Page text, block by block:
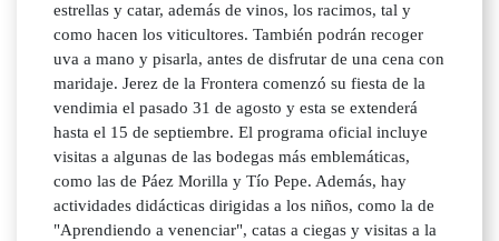
estrellas y catar, además de vinos, los racimos, tal y
como hacen los viticultores. También podrán recoger
uva a mano y pisarla, antes de disfrutar de una cena con
maridaje. Jerez de la Frontera comenzó su fiesta de la
vendimia el pasado 31 de agosto y esta se extenderá
hasta el 15 de septiembre. El programa oficial incluye
visitas a algunas de las bodegas más emblemáticas,
como las de Páez Morilla y Tío Pepe. Además, hay
actividades didácticas dirigidas a los niños, como la de
"Aprendiendo a venenciar", catas a ciegas y visitas a la